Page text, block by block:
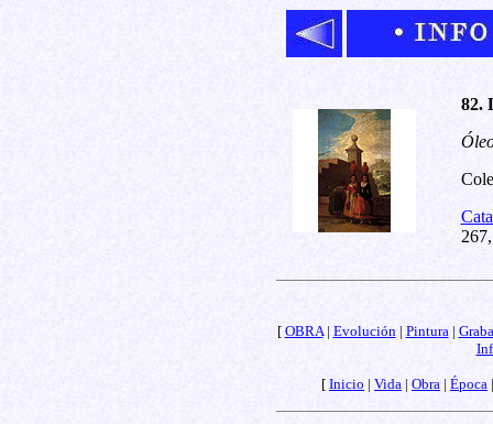
82.
[ OBRA| Evolución| Pintura|
[ Inicio | Vida | Obra | Época